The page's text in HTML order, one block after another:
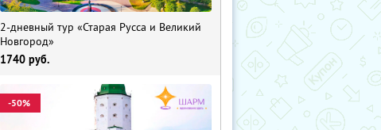
2-дневный тур «Старая Русса и Великий
Новгород»
1740 руб.
-50%